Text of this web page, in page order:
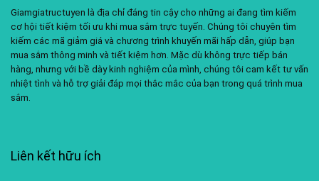
Giamgiatructuyen là địa chỉ đáng tin cậy cho những ai đang tìm kiếm
cơ hội tiết kiệm tối ưu khi mua sắm trực tuyến. Chúng tôi chuyên tìm
kiếm các mã giảm giá và chương trình khuyến mãi hấp dẫn, giúp bạn
mua sắm thông minh và tiết kiệm hơn. Mặc dù không trực tiếp bán
hàng, nhưng với bề dày kinh nghiệm của mình, chúng tôi cam kết tư vấn
nhiệt tình và hỗ trợ giải đáp mọi thắc mắc của bạn trong quá trình mua
sắm.
Liên kết hữu ích